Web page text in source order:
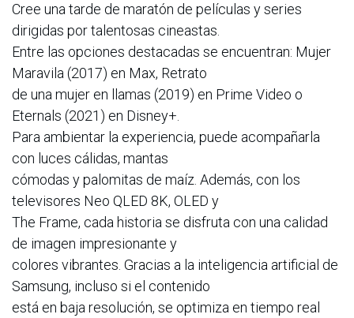
Cree una tarde de maratón de películas y series
dirigidas por talentosas cineastas.
Entre las opciones destacadas se encuentran: Mujer
Maravila (2017) en Max, Retrato
de una mujer en llamas (2019) en Prime Video o
Eternals (2021) en Disney+.
Para ambientar la experiencia, puede acompañarla
con luces cálidas, mantas
cómodas y palomitas de maíz. Además, con los
televisores Neo QLED 8K, OLED y
The Frame, cada historia se disfruta con una calidad
de imagen impresionante y
colores vibrantes. Gracias a la inteligencia artificial de
Samsung, incluso si el contenido
está en baja resolución, se optimiza en tiempo real